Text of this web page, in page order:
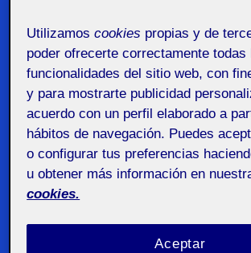
Diseño de la
PEC4 / Diseño
Navegación
Utilizamoscookies propias y de
poder ofrecerte correctamente todas
funcionalidades del sitio web, con
y para mostrarte publicidad
acuerdo con un perfil elaborado a
hábitos de navegación. Puedes
o configurar tus preferencias
u obtener más información en
cookies.
Aceptar